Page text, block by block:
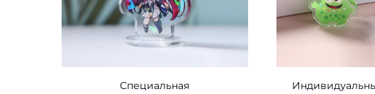
Специальная